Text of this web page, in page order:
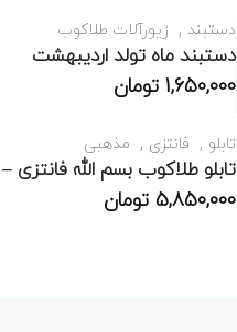
دستبند زیورآلات طلاکوب
دستبند ماه تولد اردیبهشت
1,650,000تومان
تابلو فانتزی مذهبی
تابلو طلاکوب بسم الله فانتزی – 40*50
5,850,000 تومان